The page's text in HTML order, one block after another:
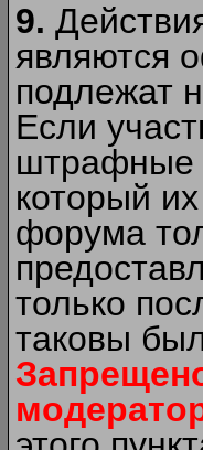
9.
являются
подлежат
Если
штрафные
который
форума
только
таковы